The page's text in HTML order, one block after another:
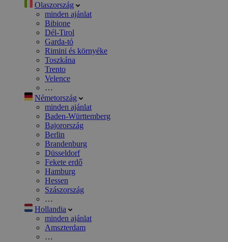
Olaszország
minden ajánlat
Bibione
Dél-Tirol
Garda-tó
Rimini és környéke
Toszkána
Trento
Velence
…
Németország
minden ajánlat
Baden-Württemberg
Bajorország
Berlin
Brandenburg
Düsseldorf
Fekete erdő
Hamburg
Hessen
Szászország
…
Hollandia
minden ajánlat
Amszterdam
…